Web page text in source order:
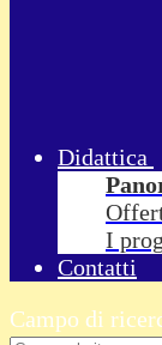
Didattica
I
Contatti
Campo di